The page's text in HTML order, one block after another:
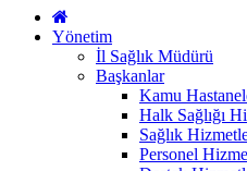
Yönetim
İl Sağlık Müdürü
Başkanlar
Kamu
Halk Sağlığı
Sağlık
Personel